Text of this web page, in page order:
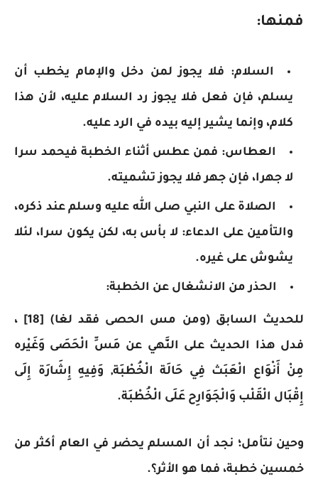
فمنها:
السلام: فلا يجوز لمن دخل والإمام يخطب أن
يسلم، فإن فعل فلا يجوز رد السلام عليه، لأن هذا
كلام، وإنما يشير إليه بيده في الرد عليه.
العطاس: فمن عطس أثناء الخطبة فيحمد سرا
لا جهرا، فإن جهر فلا يجوز تشميته.
الصلاة على النبي صلى الله عليه وسلم عند ذكره،
والتأمين على الدعاء: لا بأس به، لكن يكون سرا، لئلا
يشوش على غيره.
الحذر من الانشغال عن الخطبة:
للحديث السابق (ومن مس الحصى فقد لغا) [18] ،
فدل هذا الحديث على النَّهي عن مَسِّ الْحَصَى وَغَيْره
مِنْ أَنْوَاع الْعَبَث فِي حَالَة الْخُطْبَة, وَفِيهِ إِشَارَة إِلَى
إِقْبَال الْقَلْب وَالْجَوَارِح عَلَى الْخُطْبَة.
وحين نتأمل؛ نجد أن المسلم يحضر في العام أكثر من
خمسين خطبة، فما هو الأثر؟.